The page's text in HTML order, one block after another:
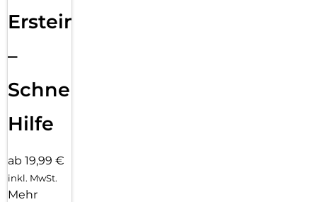
Ersteinrichtung
–
Schnelle
Hilfe
ab 19,99 €
inkl. MwSt.
Mehr